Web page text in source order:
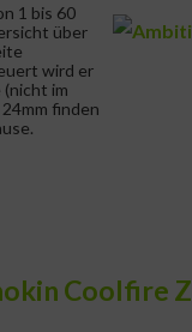
1 bis 60
über
wird er
im
finden
Coolfire